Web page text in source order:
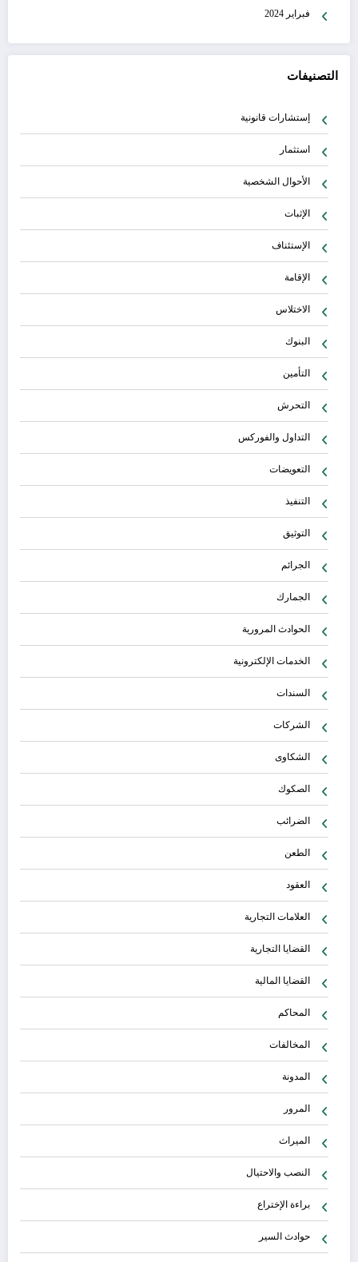
فبراير 2024
التصنيفات
إستشارات قانونية
استثمار
الأحوال الشخصية
الإثبات
الإستئناف
الإقامة
الاختلاس
البنوك
التأمين
التحرش
التداول والفوركس
التعويضات
التنفيذ
التوثيق
الجرائم
الجمارك
الحوادث المرورية
الخدمات الإلكترونية
السندات
الشركات
الشكاوى
الصكوك
الضرائب
الطعن
العقود
العلامات التجارية
القضايا التجارية
القضايا المالية
المحاكم
المخالفات
المدونة
المرور
الميراث
النصب والاحتيال
براءة الإختراع
حوادث السير